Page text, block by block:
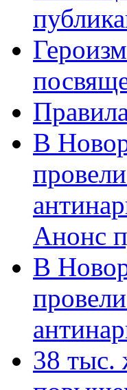
В
Анонс
В
38 тыс.